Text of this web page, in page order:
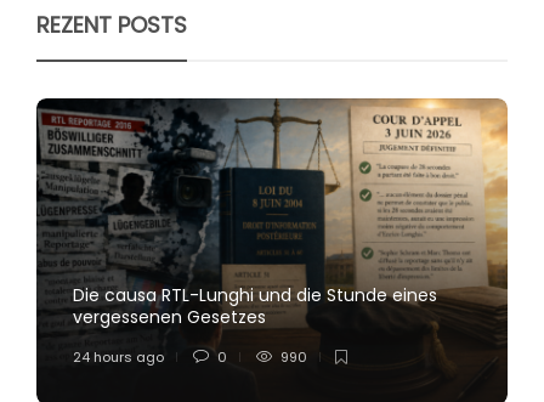
REZENT POSTS
Die causa RTL-Lunghi und die Stunde eines
vergessenen Gesetzes
24 hours ago 0 990